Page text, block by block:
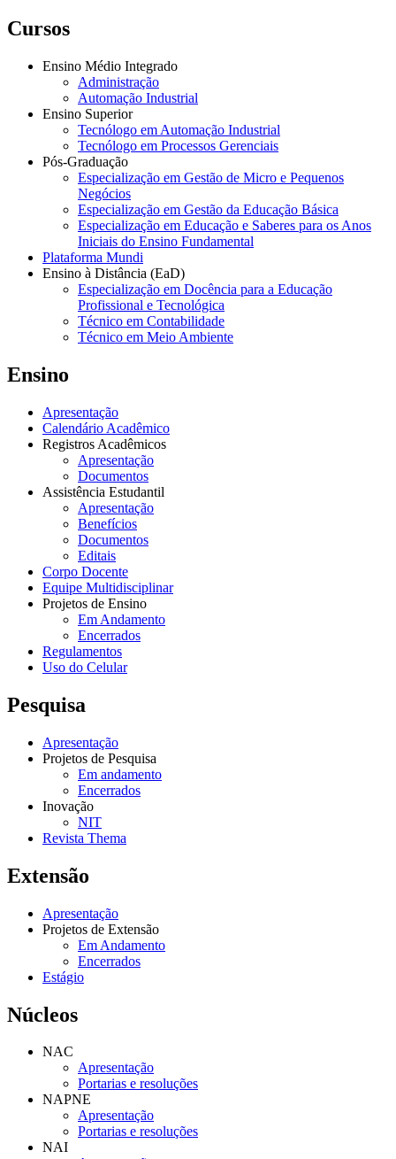
Cursos
Ensino Médio Integrado
Administração
Automação Industrial
Ensino Superior
Tecnólogo em Automação Industrial
Tecnólogo em Processos Gerenciais
Pós-Graduação
Especialização em Gestão de Micro e Pequenos
Negócios
Especialização em Gestão da Educação Básica
Especialização em Educação e Saberes para os Anos
Iniciais do Ensino Fundamental
Plataforma Mundi
Ensino à Distância (EaD)
Especialização em Docência para a Educação
Profissional e Tecnológica
Técnico em Contabilidade
Técnico em Meio Ambiente
Ensino
Apresentação
Calendário Acadêmico
Registros Acadêmicos
Apresentação
Documentos
Assistência Estudantil
Apresentação
Benefícios
Documentos
Editais
Corpo Docente
Equipe Multidisciplinar
Projetos de Ensino
Em Andamento
Encerrados
Regulamentos
Uso do Celular
Pesquisa
Apresentação
Projetos de Pesquisa
Em andamento
Encerrados
Inovação
NIT
Revista Thema
Extensão
Apresentação
Projetos de Extensão
Em Andamento
Encerrados
Estágio
Núcleos
NAC
Apresentação
Portarias e resoluções
NAPNE
Apresentação
Portarias e resoluções
NAI